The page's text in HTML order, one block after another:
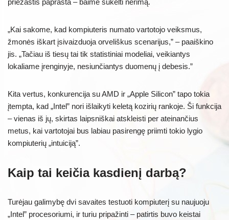
priežastis paprasta – baimė sukelti nerimą.
„Kai sakome, kad kompiuteris numato vartotojo veiksmus,
žmonės iškart įsivaizduoja orveliškus scenarijus,” – paaiškino
jis. „Tačiau iš tiesų tai tik statistiniai modeliai, veikiantys
lokaliame įrenginyje, nesiunčiantys duomenų į debesis.”
Kita vertus, konkurencija su AMD ir „Apple Silicon” tapo tokia
įtempta, kad „Intel” nori išlaikyti keletą kozirių rankoje. Ši funkcija
– vienas iš jų, skirtas laipsniškai atskleisti per ateinančius
metus, kai vartotojai bus labiau pasirengę priimti tokio lygio
kompiuterių „intuiciją”.
Kaip tai keičia kasdienį darbą?
Turėjau galimybę dvi savaites testuoti kompiuterį su naujuoju
„Intel” procesoriumi, ir turiu pripažinti – patirtis buvo keistai